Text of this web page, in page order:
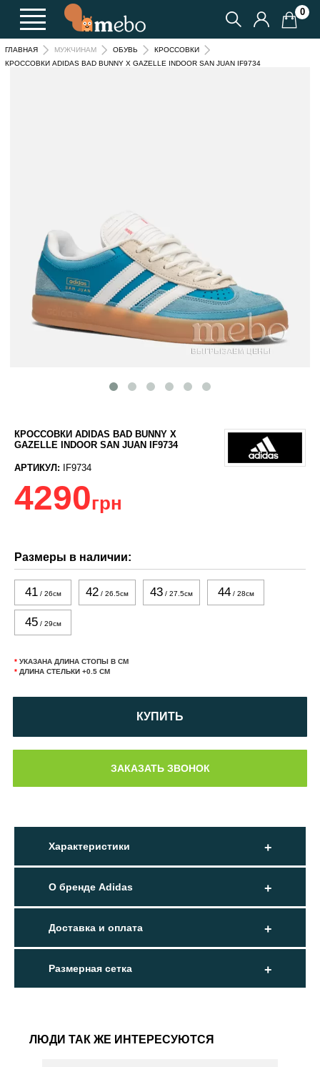
0
ГЛАВНАЯ МУЖЧИНАМ ОБУВЬ
КРОССОВКИ
КРОССОВКИ ADIDAS BAD BUNNY X GAZELLE INDOOR SAN JUAN IF9734
КРОССОВКИ ADIDAS BAD BUNNY X
GAZELLE INDOOR SAN JUAN IF9734
АРТИКУЛ: IF9734
4290грн
Размеры в наличии:
41/ 26см 42 / 26.5см 43 / 27.5см 44/ 28см
45/ 29см
* УКАЗАНА ДЛИНА СТОПЫ В СМ
* ДЛИНА СТЕЛЬКИ +0.5 СМ
КУПИТЬ
Характеристики
О бренде Adidas
Доставка и оплата
Размерная сетка
ЛЮДИ ТАК ЖЕ ИНТЕРЕСУЮТСЯ